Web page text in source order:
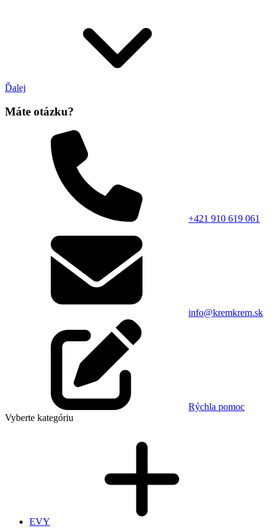
Ďalej
Máte otázku?
+421 910 619 061
info@kremkrem.sk
Rýchla pomoc
Vyberte kategóriu
EVY